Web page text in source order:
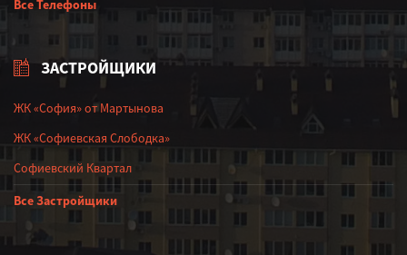
Все Телефоны
ЗАСТРОЙЩИКИ
ЖК «София» от Мартынова
ЖК «Софиевская Слободка»
Софиевский Квартал
Все Застройщики